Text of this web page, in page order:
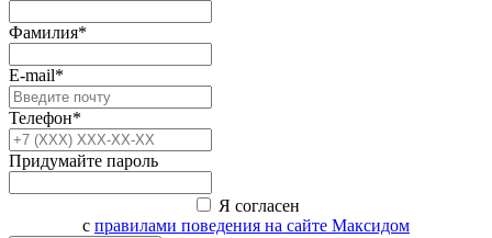
Фамилия*
E-mail*
Телефон*
Придумайте пароль
Я согласен
с правилами поведения на сайте Максидом